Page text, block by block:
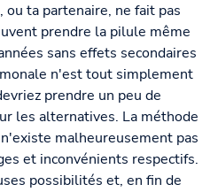
ta partenaire, ne fait pas
prendre la pilule même
sans effets secondaires
n'est tout simplement
prendre un peu de
les alternatives. La méthode
malheureusement pas
et inconvénients respectifs.
possibilités et, en fin de